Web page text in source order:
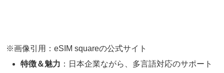
※画像引用：eSIM squareの公式サイト
特徴＆魅力 ：日本企業ながら、多言語対応のサポート